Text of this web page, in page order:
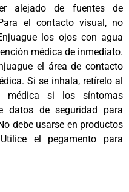
alejado de fuentes de
el contacto visual, no
los ojos con agua
médica de inmediato.
el área de contacto
Si se inhala, retírelo al
médica si los síntomas
datos de seguridad para
debe usarse en productos
el pegamento para